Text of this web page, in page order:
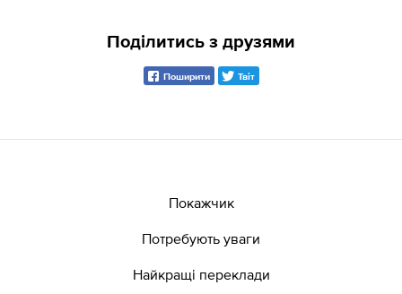
Поділитись з друзями
Поширити Твіт
Покажчик
Потребують уваги
Найкращі переклади